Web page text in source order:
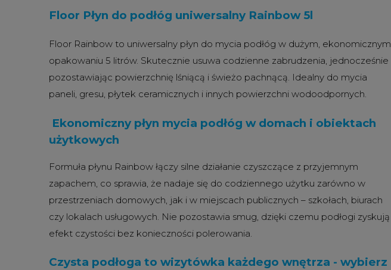
Floor Płyn do podłóg uniwersalny Rainbow 5l
Floor Rainbow to uniwersalny płyn do mycia podłóg w dużym, ekonomicznym
opakowaniu 5 litrów. Skutecznie usuwa codzienne zabrudzenia, jednocześnie
pozostawiając powierzchnię lśniącą i świeżo pachnącą. Idealny do mycia
paneli, gresu, płytek ceramicznych i innych powierzchni wodoodpornych.
Ekonomiczny płyn mycia podłóg w domach i obiektach
użytkowych
Formuła płynu Rainbow łączy silne działanie czyszczące z przyjemnym
zapachem, co sprawia, że nadaje się do codziennego użytku zarówno w
przestrzeniach domowych, jak i w miejscach publicznych – szkołach, biurach
czy lokalach usługowych. Nie pozostawia smug, dzięki czemu podłogi zyskują
efekt czystości bez konieczności polerowania.
Czysta podłoga to wizytówka każdego wnętrza - wybierz